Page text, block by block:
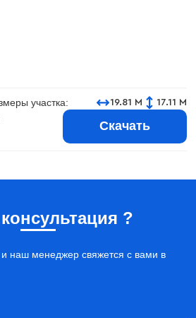
участка: 19.81 М 17.11 М
Скачать
?
и наш менеджер свяжется с вами в